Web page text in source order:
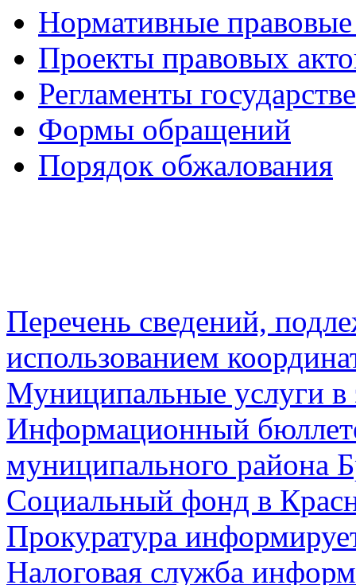
Нормативные
Проекты правовых
Регламенты
Формы обращений
Порядок обжалования
Перечень сведений,
использованием
Муниципальные услуги в
Информационный
муниципального района
Социальный фонд в
Прокуратура
Налоговая служба